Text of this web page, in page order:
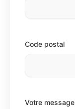
Code postal
Votre message